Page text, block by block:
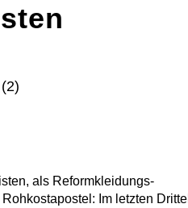
als Reformkleidungs-
Im letzten Drittel